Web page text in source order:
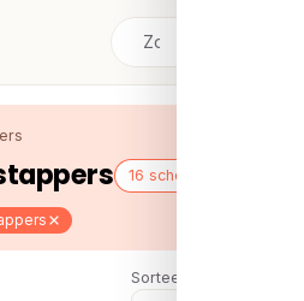
16 schoenen
Sorteer: